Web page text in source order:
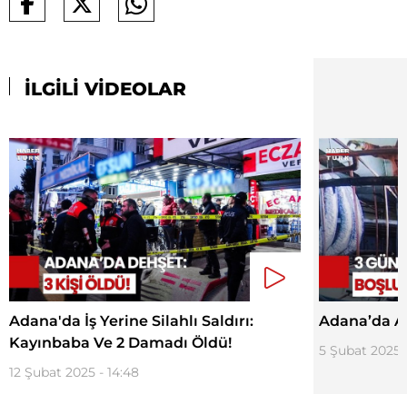
İLGİLİ VİDEOLAR
Adana'da İş Yerine Silahlı Saldırı:
Kayınbaba Ve 2 Damadı Öldü!
12 Şubat 2025 - 14:48
Adana’da
5 Şubat 2025